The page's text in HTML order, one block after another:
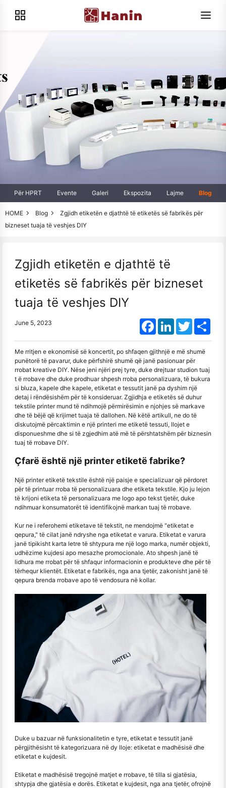
Për HPRT Evente Galeri Ekspozita Lajme Blog
HOME Blog
Zgjidh etiketën e djathtë të etiketës së fabrikës për
bizneset tuaja të veshjes DIY
Zgjidh etiketën e djathtë të
etiketës së fabrikës për bizneset
tuaja të veshjes DIY
June 5, 2023 FacebookLinkedInTwitter
Me rritjen e ekonomisë së koncertit, po shfaqen gjithnjë e më shumë
punëtorë të pavarur, duke përfshirë shumë që janë pasionuar për
rrobat kreative DIY. Nëse jeni njëri prej tyre, duke drejtuar studion tuaj
t ë rrobave dhe duke prodhuar shpesh rroba personalizuara, të bukura
si bluza, kapele dhe kapele, etiketat e tessutit janë pa dyshim një
detaj i rëndësishëm për të konsideruar. Zgjidhja e etiketës së duhur
tekstile printer mund të ndihmojë përmirësimin e njohjes së markave
dhe të bëjë që krijimet tuaja të dallohen. Në këtë artikull, ne do të
diskutojmë përcaktimin e një printeri me etiketë tessuti, llojet e
disponueshme dhe si të zgjedhim atë më të përshtatshëm për biznesin
tuaj të rrobave DIY.
Çfarë është një printer etiketë fabrike?
Një printer etiketë tekstile është një paisje e specializuar që përdoret
për të printuar rroba të personalizuara dhe etiketa tekstile. Kjo ju lejon
të krijoni etiketa të personalizuara me logo apo tekst tjetër, duke
ndihmuar konsumatorët të identifikojnë markan tuaj të rrobave.
Kur ne i referohemi etiketave të tekstit, ne mendojmë "etiketat e
qepura," të cilat janë ndryshe nga etiketat e varura. Etiketat e varura
janë tipikisht karta letre të shtypura me një logo marka, numër objekti,
udhëzime kujdesi apo mesazhe promocionale. Ato shpesh janë të
lidhura me rrobat për të shfaqur informacionin e produkteve dhe për të
tërhequr klientët. Etiketat e fabrikës, nga ana tjetër, zakonisht janë të
qepura brenda rrobave apo të vendosura në kollar.
Duke u bazuar në funksionalitetin e tyre, etiketat e tessutit janë
përgjithësisht të kategorizuara në dy lloje: etiketat e madhësisë dhe
etiketat e kujdesit.
Etiketat e madhësisë tregojnë matjet e rrobave, të tilla si gjatësia,
shtypja dhe gjatësia e dorës. Etiketat e kujdesit, nga ana tjetër, ofrojnë